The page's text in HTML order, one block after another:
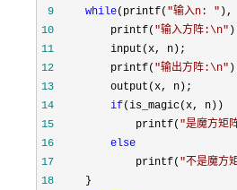
9
while(printf( "输入n: " ),
10
         printf(
"输入方阵:\n"
11
12
         printf(
"输出方阵:\n"
13
14
if
15
             printf(
"是魔方矩
16
else
17
             printf(
"不是魔方
18